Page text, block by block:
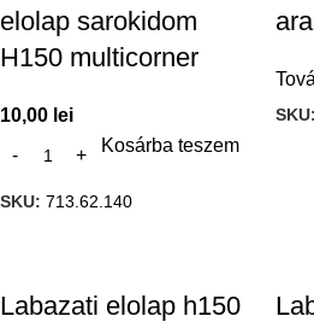
elolap sarokidom
H150 multicorner
10,00 lei
Kosárba teszem
SKU: 713.62.140
SKU:
Labazati elolap h150